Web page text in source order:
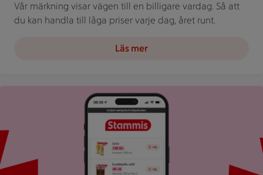
Vår märkning visar vägen till en billigare vardag. Så att
du kan handla till låga priser varje dag, året runt.
Läs mer
Bild på mobil som visar ICA appen